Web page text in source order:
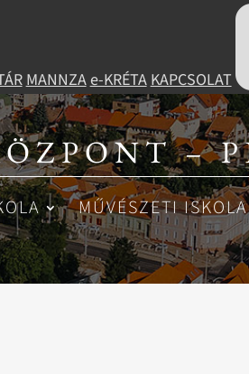
MANNZAe-KRÉTAKAPCSOLAT
–
MŰVÉSZETI ISKOLA